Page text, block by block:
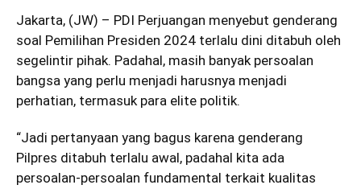
Jakarta, (JW) – PDI Perjuangan menyebut genderang
soal Pemilihan Presiden 2024 terlalu dini ditabuh oleh
segelintir pihak. Padahal, masih banyak persoalan
bangsa yang perlu menjadi harusnya menjadi
perhatian, termasuk para elite politik.
“Jadi pertanyaan yang bagus karena genderang
Pilpres ditabuh terlalu awal, padahal kita ada
persoalan-persoalan fundamental terkait kualitas